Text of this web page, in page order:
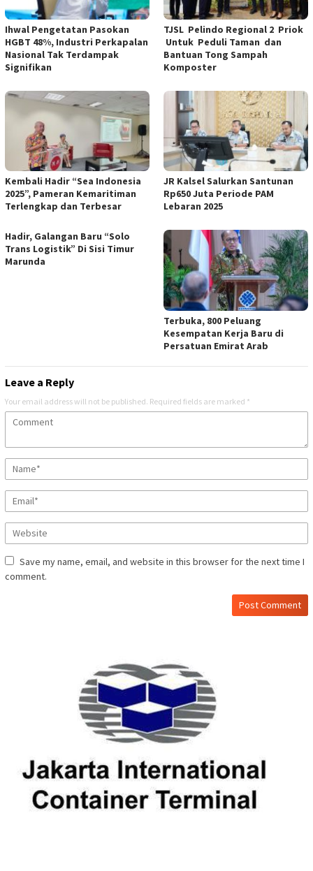
Ihwal Pengetatan Pasokan
HGBT 48%, Industri Perkapalan
Nasional Tak Terdampak
Signifikan
TJSL Pelindo Regional 2 Priok
Untuk Peduli Taman dan
Bantuan Tong Sampah
Komposter
Kembali Hadir “Sea Indonesia
2025”, Pameran Kemaritiman
Terlengkap dan Terbesar
JR Kalsel Salurkan Santunan
Rp650 Juta Periode PAM
Lebaran 2025
Hadir, Galangan Baru “Solo
Trans Logistik” Di Sisi Timur
Marunda
Terbuka, 800 Peluang
Kesempatan Kerja Baru di
Persatuan Emirat Arab
Leave a Reply
Your email address will not be published. Required fields are marked *
Save my name, email, and website in this browser for the next time I
comment.